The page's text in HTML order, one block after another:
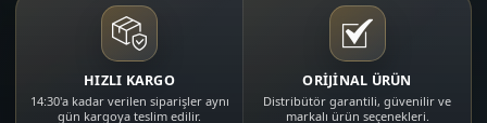
HIZLI KARGO
14:30'a kadar verilen siparişler aynı
gün kargoya teslim edilir.
ORİJİNAL ÜRÜN
Distribütör garantili, güvenilir ve
markalı ürün seçenekleri.